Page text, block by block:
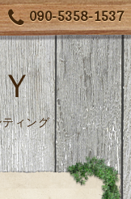
090-5358-1537
ィング